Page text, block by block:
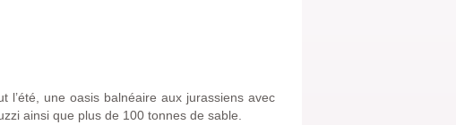
l’été, une oasis balnéaire aux jurassiens avec
ainsi que plus de 100 tonnes de sable.